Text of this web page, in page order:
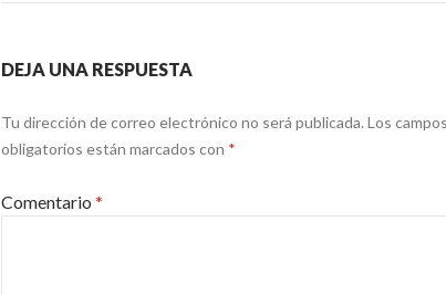
DEJA UNA RESPUESTA
Tu dirección de correo electrónico no será publicada. Los campos
obligatorios están marcados con *
Comentario *